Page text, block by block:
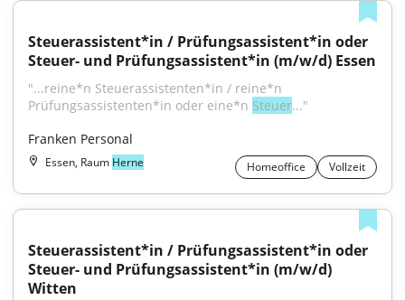
Steuerassistent*in / Prüfungsassistent*in oder
Steuer- und Prüfungsassistent*in (m/w/d) Essen
"...reine*n Steuerassistenten*in / reine*n
Prüfungsassistenten*in oder eine*n Steuer..."
Franken Personal
Essen, Raum Herne Homeoffice Vollzeit
Steuerassistent*in / Prüfungsassistent*in oder
Steuer- und Prüfungsassistent*in (m/w/d)
Witten